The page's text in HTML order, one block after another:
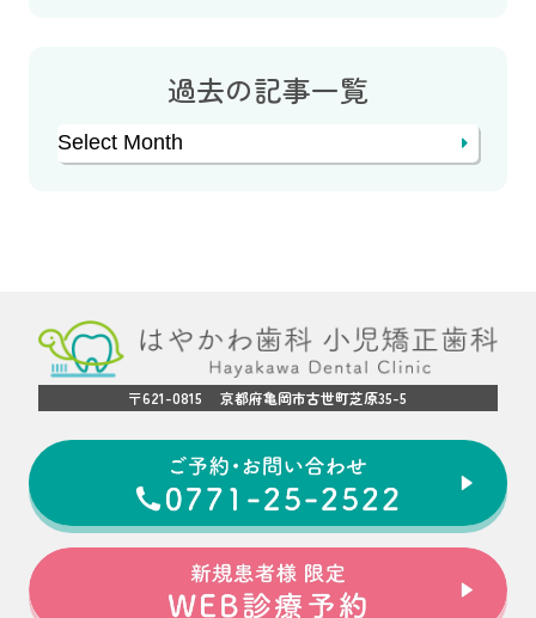
過去の記事一覧
Archives
〒621-0815 京都府亀岡市古世町芝原35-5